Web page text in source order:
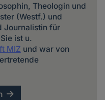
Theologin und
(Westf.) und
Journalistin für
ist u.
MIZ und war von